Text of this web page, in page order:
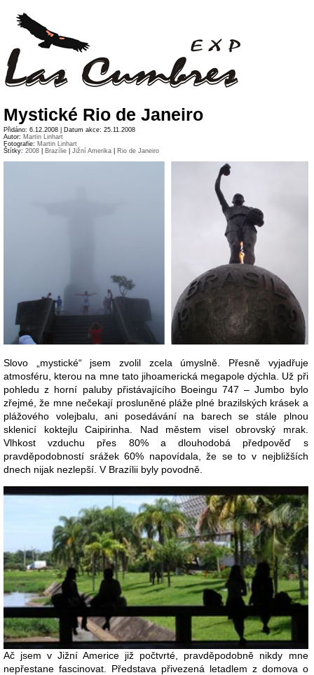
Mystické Rio de Janeiro
Přidáno: 6.12.2008 | Datum akce: 25.11.2008
Autor: Martin Linhart
Fotografie: Martin Linhart
Štítky: 2008 Brazílie Jižní Amerika Rio de Janeiro
Slovo „mystické“ jsem zvolil zcela úmyslně. Přesně vyjadřuje
atmosféru, kterou na mne tato jihoamerická megapole dýchla. Už při
pohledu z horní paluby přistávajícího Boeingu 747 – Jumbo bylo
zřejmé, že mne nečekají prosluněné pláže plné brazilských krásek a
plážového volejbalu, ani posedávání na barech se stále plnou
sklenicí koktejlu Caipirinha. Nad městem visel obrovský mrak.
Vlhkost vzduchu přes 80% a dlouhodobá předpověď s
pravděpodobností srážek 60% napovídala, že se to v nejbližších
dnech nijak nezlepší. V Brazílii byly povodně.
Ač jsem v Jižní Americe již počtvrté, pravděpodobně nikdy mne
nepřestane fascinovat. Představa přivezená letadlem z domova o